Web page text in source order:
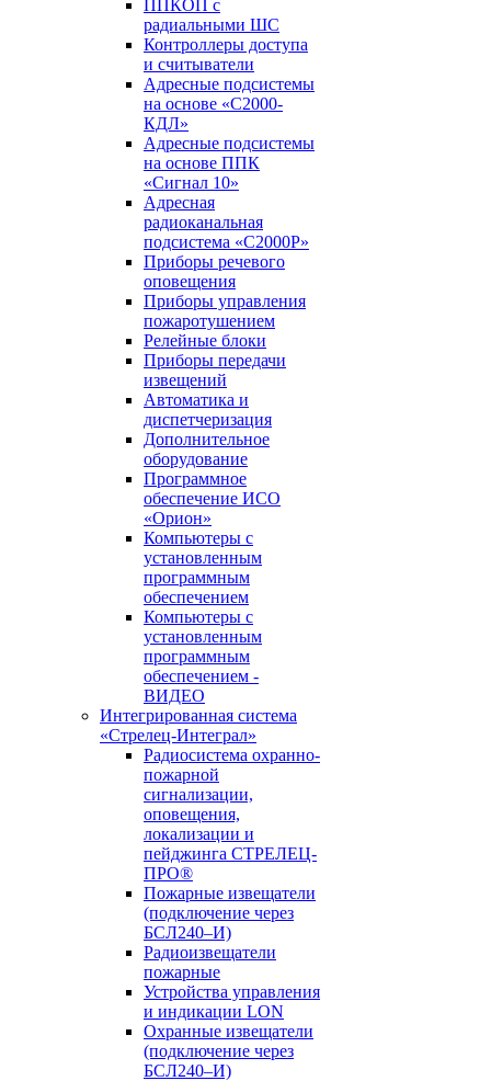
ППКОП с
радиальными ШС
Контроллеры доступа
и считыватели
Адресные подсистемы
на основе «С2000-
КДЛ»
Адресные подсистемы
на основе ППК
«Сигнал 10»
Адресная
радиоканальная
подсистема «С2000Р»
Приборы речевого
оповещения
Приборы управления
пожаротушением
Релейные блоки
Приборы передачи
извещений
Автоматика и
диспетчеризация
Дополнительное
оборудование
Программное
обеспечение ИСО
«Орион»
Компьютеры с
установленным
программным
обеспечением
Компьютеры с
установленным
программным
обеспечением -
ВИДЕО
Интегрированная система
«Стрелец-Интеграл»
Радиосистема охранно-
пожарной
сигнализации,
оповещения,
локализации и
пейджинга СТРЕЛЕЦ-
ПРО®
Пожарные извещатели
(подключение через
БСЛ240–И)
Радиоизвещатели
пожарные
Устройства управления
и индикации LON
Охранные извещатели
(подключение через
БСЛ240–И)